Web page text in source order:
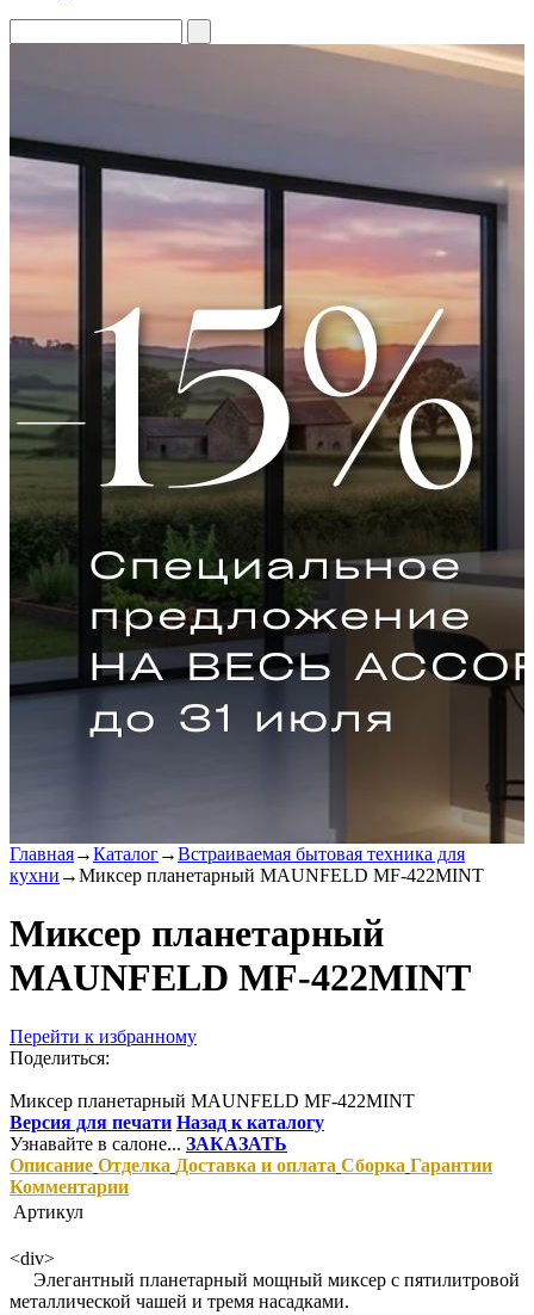
Главная→Каталог→Встраиваемая бытовая техника для
кухни →Миксер планетарный MAUNFELD MF-422MINT
Миксер планетарный
MAUNFELD MF-422MINT
Перейти к избранному
Поделиться:
Миксер планетарный MAUNFELD MF-422MINT
Версия для печати Назад к каталогу
Узнавайте в салоне... ЗАКАЗАТЬ
Описание Отделка Доставка и оплата Сборка Гарантии
Комментарии
Артикул
<div>
Элегантный планетарный мощный миксер с пятилитровой
металлической чашей и тремя насадками.